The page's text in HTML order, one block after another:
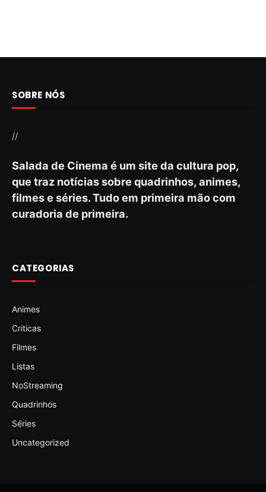
SOBRE NÓS
//
Salada de Cinema é um site da cultura pop,
que traz notícias sobre quadrinhos, animes,
filmes e séries. Tudo em primeira mão com
curadoria de primeira.
CATEGORIAS
Animes
Criticas
Filmes
Listas
NoStreaming
Quadrinhos
Séries
Uncategorized